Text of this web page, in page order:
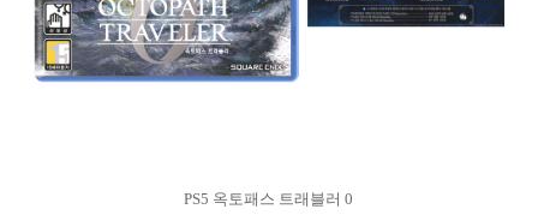
PS5 옥토패스 트래블러 0